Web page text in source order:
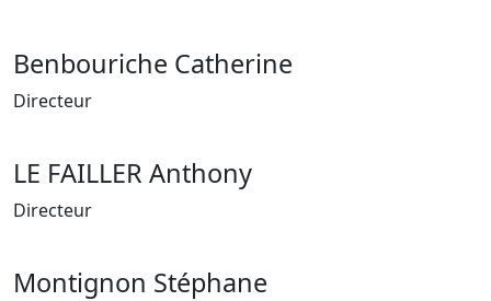
Benbouriche Catherine
Directeur
LE FAILLER Anthony
Directeur
Montignon Stéphane